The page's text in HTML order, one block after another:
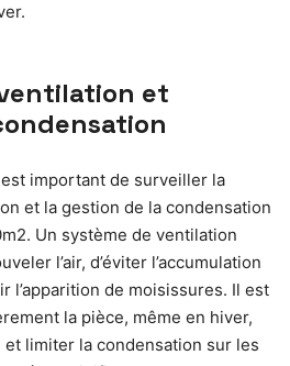
et
important de surveiller la
et la gestion de la condensation
Un système de ventilation
l’air, d’éviter l’accumulation
l’apparition de moisissures. Il est
la pièce, même en hiver,
limiter la condensation sur les